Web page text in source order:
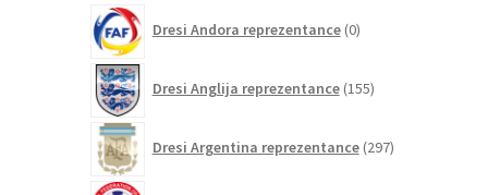
Dresi Andora reprezentance 0izdelkov
Dresi Anglija reprezentance 155izdelkov
Dresi Argentina reprezentance 297izdelkov